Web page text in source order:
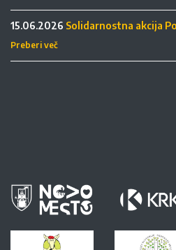
15.06.2026 Solidarnostna akcija
Preberi več